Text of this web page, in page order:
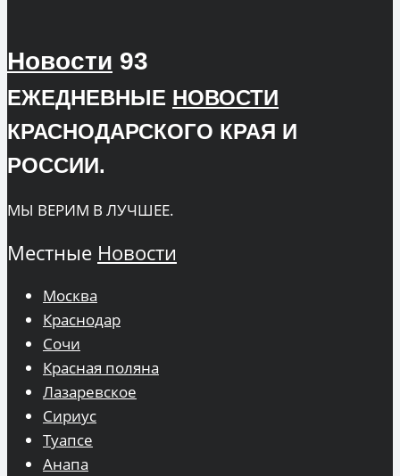
Новости 93
ЕЖЕДНЕВНЫЕ НОВОСТИ
КРАСНОДАРСКОГО КРАЯ И
РОССИИ.
МЫ ВЕРИМ В ЛУЧШЕЕ.
Местные Новости
Москва
Краснодар
Сочи
Красная поляна
Лазаревское
Сириус
Туапсе
Анапа